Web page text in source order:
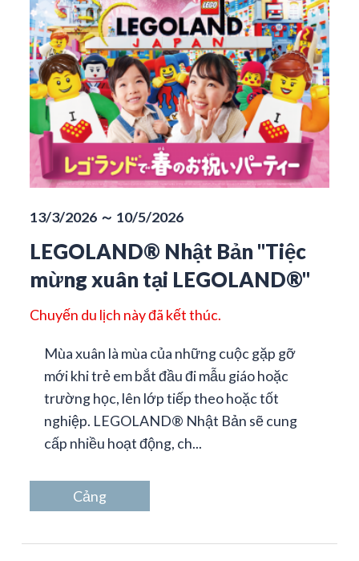
13/3/2026 ～ 10/5/2026
LEGOLAND® Nhật Bản "Tiệc
mừng xuân tại LEGOLAND®"
Chuyến du lịch này đã kết thúc.
Mùa xuân là mùa của những cuộc gặp gỡ
mới khi trẻ em bắt đầu đi mẫu giáo hoặc
trường học, lên lớp tiếp theo hoặc tốt
nghiệp. LEGOLAND® Nhật Bản sẽ cung
cấp nhiều hoạt động, ch...
Cảng